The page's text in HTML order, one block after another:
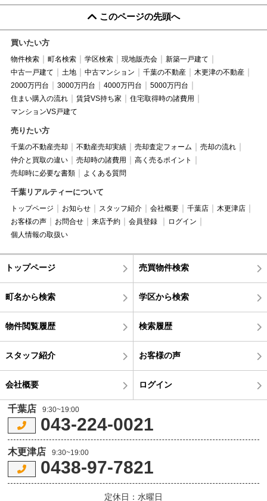
このページの先頭へ
買いたい方
物件検索 町名検索 学区検索 現地販売会
新築一戸建て
中古一戸建て
土地 中古マンション 千葉の不動産
木更津の不動産
2000万円台
3000万円台 4000万円台
5000万円台
住まい購入の流れ
賃貸VS持ち家
住宅取得時の諸費用
マンションVS戸建て
売りたい方
千葉の不動産売却 不動産売却実績 売却査定フォーム
売却の流れ
仲介と買取の違い
売却時の諸費用
高く売るポイント
売却時に必要な書類
よくある質問
千葉リアルティーについて
トップページ お知らせ スタッフ紹介 会社概要 千葉店
木更津店
お客様の声
お問合せ 来店予約 会員登録
ログイン
個人情報の取扱い
トップページ 売買物件検索
町名から検索 学区から検索
物件閲覧履歴 検索履歴
スタッフ紹介 お客様の声
会社概要 ログイン
千葉店 9:30~19:00
043-224-0021
木更津店 9:30~19:00
0438-97-7821
定休日：水曜日